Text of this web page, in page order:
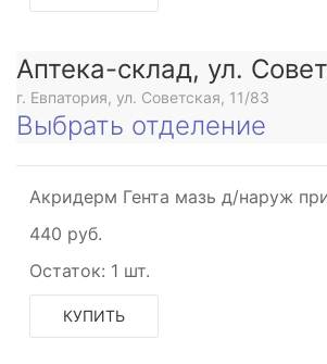
Аптека-склад, ул.
г. Евпатория, ул. Советская, 11/83
Выбрать отделение
Акридерм Гента мазь д/наруж
440 руб.
Остаток: 1 шт.
КУПИТЬ